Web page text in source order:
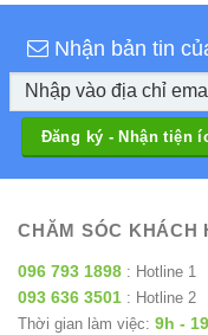
Nhận bản tin
CHĂM SÓC KHÁCH
096 793 1898 : Hotline 1
093 636 3501 : Hotline 2
Thời gian làm việc: 9h -